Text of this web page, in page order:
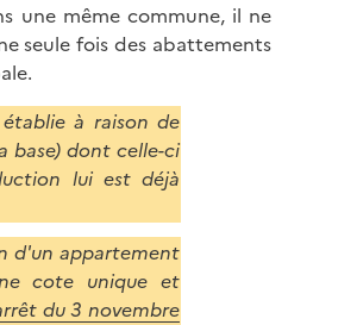
une même commune, il ne
seule fois des abattements
à raison de
base) dont celle-ci
lui est déjà
d'un appartement
cote unique et
du 3 novembre